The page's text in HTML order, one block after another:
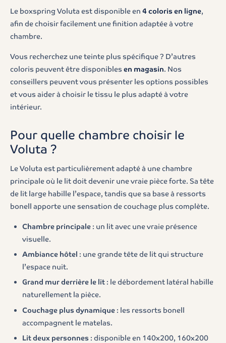
Le boxspring Voluta est disponible en 4 coloris en ligne,
afin de choisir facilement une finition adaptée à votre
chambre.
Vous recherchez une teinte plus spécifique ? D’autres
coloris peuvent être disponibles en magasin. Nos
conseillers peuvent vous présenter les options possibles
et vous aider à choisir le tissu le plus adapté à votre
intérieur.
Pour quelle chambre choisir le
Voluta ?
Le Voluta est particulièrement adapté à une chambre
principale où le lit doit devenir une vraie pièce forte. Sa tête
de lit large habille l’espace, tandis que sa base à ressorts
bonell apporte une sensation de couchage plus complète.
Chambre principale: un lit avec une vraie présence
visuelle.
Ambiance hôtel : une grande tête de lit qui structure
l’espace nuit.
Grand mur derrière le lit: le débordement latéral habille
naturellement la pièce.
Couchage plus dynamique: les ressorts bonell
accompagnent le matelas.
Lit deux personnes: disponible en 140x200, 160x200